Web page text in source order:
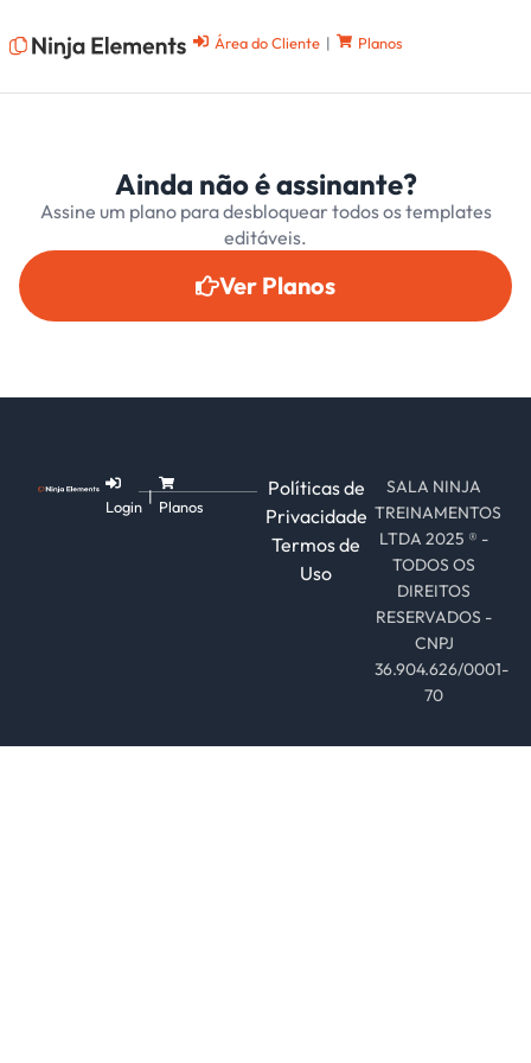
Área do Cliente | Planos
Ainda não é assinante?
Assine um plano para desbloquear todos os templates
editáveis.
Ver Planos
Login
|
Planos
Políticas de
Privacidade
Termos de
Uso
SALA NINJA
TREINAMENTOS
LTDA 2025 ® -
TODOS OS
DIREITOS
RESERVADOS -
CNPJ
36.904.626/0001-
70